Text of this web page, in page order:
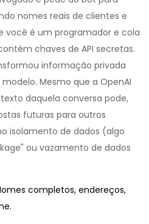
nomes reais de clientes e
você é um programador e cola
chaves de API secretas.
informação privada
Mesmo que a OpenAI
daquela conversa pode,
futuras para outros
isolamento de dados (algo
ou vazamento de dados
completos, endereços,